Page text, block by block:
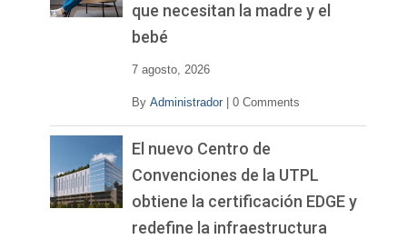
que necesitan la madre y el
bebé
7 agosto, 2026
By Administrador 0 Comments
El nuevo Centro de
Convenciones de la UTPL
obtiene la certificación EDGE y
redefine la infraestructura